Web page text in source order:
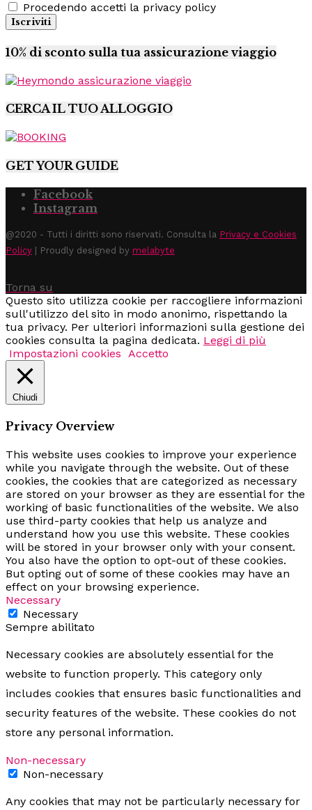
Procedendo accetti la privacy policy
10% di sconto sulla tua assicurazione viaggio
CERCA IL TUO ALLOGGIO
GET YOUR GUIDE
Facebook
Instagram
@2020 - Tutti i diritti sono riservati. Consulta la Privacy e Cookies
Policy | Proudly designed by melabyte
Torna su
Questo sito utilizza cookie per raccogliere informazioni
sull'utilizzo del sito in modo anonimo, rispettando la
tua privacy. Per ulteriori informazioni sulla gestione dei
cookies consulta la pagina dedicata. Leggi di più
Impostazioni cookies Accetto
Chiudi
Privacy Overview
This website uses cookies to improve your experience
while you navigate through the website. Out of these
cookies, the cookies that are categorized as necessary
are stored on your browser as they are essential for the
working of basic functionalities of the website. We also
use third-party cookies that help us analyze and
understand how you use this website. These cookies
will be stored in your browser only with your consent.
You also have the option to opt-out of these cookies.
But opting out of some of these cookies may have an
effect on your browsing experience.
Necessary
Necessary
Sempre abilitato
Necessary cookies are absolutely essential for the
website to function properly. This category only
includes cookies that ensures basic functionalities and
security features of the website. These cookies do not
store any personal information.
Non-necessary
Non-necessary
Any cookies that may not be particularly necessary for